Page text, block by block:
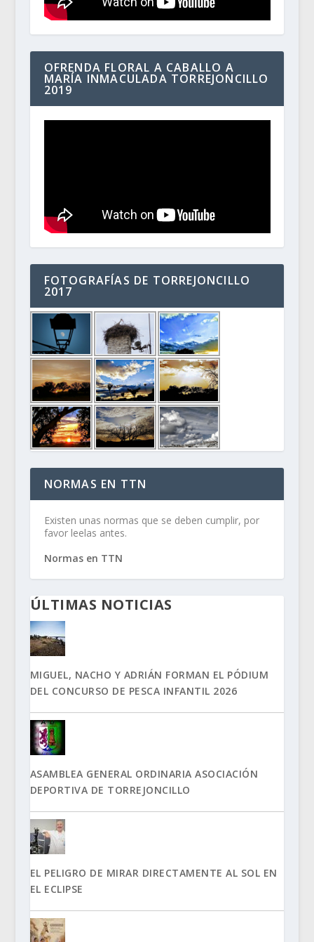
OFRENDA FLORAL A CABALLO A
MARÍA INMACULADA TORREJONCILLO
2019
FOTOGRAFÍAS DE TORREJONCILLO
2017
NORMAS EN TTN
Existen unas normas que se deben cumplir, por
favor leelas antes.
Normas en TTN
ÚLTIMAS NOTICIAS
MIGUEL, NACHO Y ADRIÁN FORMAN EL PÓDIUM
DEL CONCURSO DE PESCA INFANTIL 2026
ASAMBLEA GENERAL ORDINARIA ASOCIACIÓN
DEPORTIVA DE TORREJONCILLO
EL PELIGRO DE MIRAR DIRECTAMENTE AL SOL EN
EL ECLIPSE